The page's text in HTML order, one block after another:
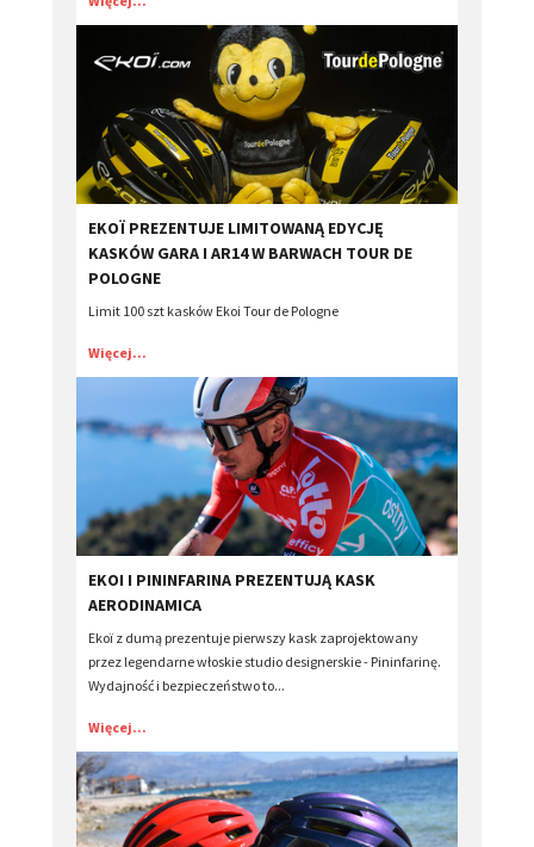
EKOÏ PREZENTUJE LIMITOWANĄ EDYCJĘ
KASKÓW GARA I AR14 W BARWACH TOUR DE
POLOGNE
Limit 100 szt kasków Ekoi Tour de Pologne
Więcej...
EKOI I PININFARINA PREZENTUJĄ KASK
AERODINAMICA
Ekoï z dumą prezentuje pierwszy kask zaprojektowany
przez legendarne włoskie studio designerskie - Pininfarinę.
Wydajność i bezpieczeństwo to...
Więcej...